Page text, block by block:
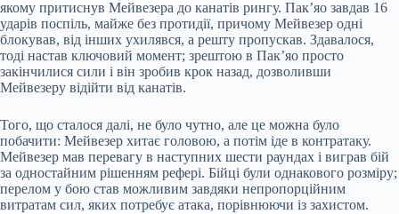
якому притиснув Мейвезера до канатів рингу. Пак’яо завдав 16
ударів поспіль, майже без протидії, причому Мейвезер одні
блокував, від інших ухилявся, а решту пропускав. Здавалося,
тоді настав ключовий момент; зрештою в Пак’яо просто
закінчилися сили і він зробив крок назад, дозволивши
Мейвезеру відійти від канатів.
Того, що сталося далі, не було чутно, але це можна було
побачити: Мейвезер хитає головою, а потім іде в контратаку.
Мейвезер мав перевагу в наступних шести раундах і виграв бій
за одностайним рішенням рефері. Бійці були однакового розміру;
перелом у бою став можливим завдяки непропорційним
витратам сил, яких потребує атака, порівнюючи із захистом.